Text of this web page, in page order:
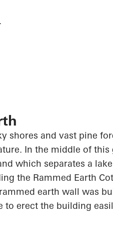
shores and vast pine
In the middle of
which separates a
the Rammed Earth
earth wall was
to erect the building